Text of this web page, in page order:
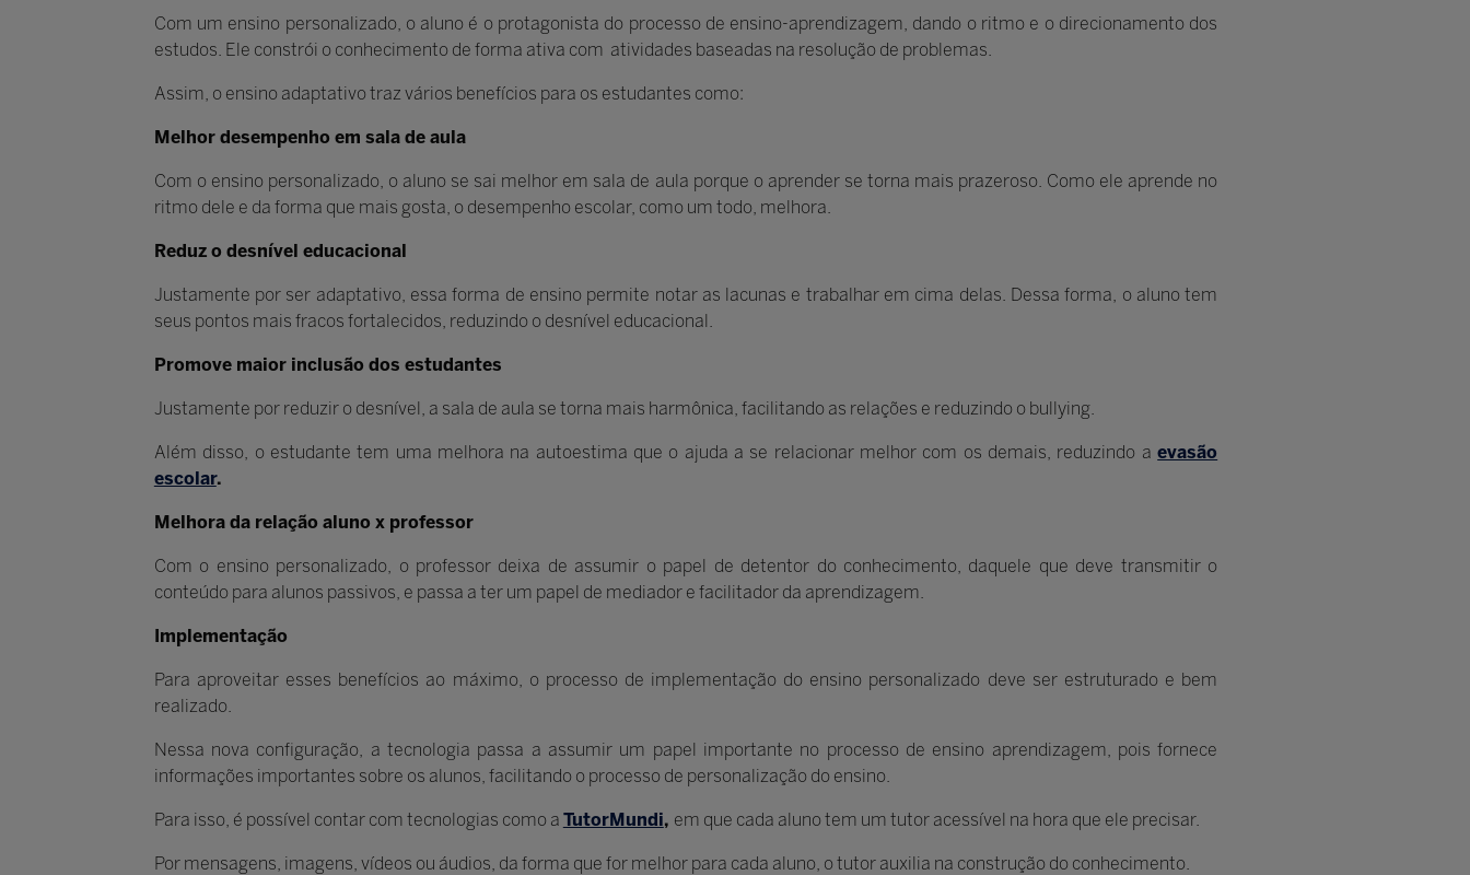
Com um ensino personalizado, o aluno é o protagonista do processo de ensino-aprendizagem, dando o ritmo e o direcionamento dos
estudos. Ele constrói o conhecimento de forma ativa com atividades baseadas na resolução de problemas.
Assim, o ensino adaptativo traz vários benefícios para os estudantes como:
Melhor desempenho em sala de aula
Com o ensino personalizado, o aluno se sai melhor em sala de aula porque o aprender se torna mais prazeroso. Como ele aprende no
ritmo dele e da forma que mais gosta, o desempenho escolar, como um todo, melhora.
Reduz o desnível educacional
Justamente por ser adaptativo, essa forma de ensino permite notar as lacunas e trabalhar em cima delas. Dessa forma, o aluno tem
seus pontos mais fracos fortalecidos, reduzindo o desnível educacional.
Promove maior inclusão dos estudantes
Justamente por reduzir o desnível, a sala de aula se torna mais harmônica, facilitando as relações e reduzindo o bullying.
Além disso, o estudante tem uma melhora na autoestima que o ajuda a se relacionar melhor com os demais, reduzindo aevasão
escolar.
Melhora da relação aluno x professor
Com o ensino personalizado, o professor deixa de assumir o papel de detentor do conhecimento, daquele que deve transmitir o
conteúdo para alunos passivos, e passa a ter um papel de mediador e facilitador da aprendizagem.
Implementação
Para aproveitar esses benefícios ao máximo, o processo de implementação do ensino personalizado deve ser estruturado e bem
realizado.
Nessa nova configuração, a tecnologia passa a assumir um papel importante no processo de ensino aprendizagem, pois fornece
informações importantes sobre os alunos, facilitando o processo de personalização do ensino.
Para isso, é possível contar com tecnologias como a TutorMundi, em que cada aluno tem um tutor acessível na hora que ele precisar.
Por mensagens, imagens, vídeos ou áudios, da forma que for melhor para cada aluno, o tutor auxilia na construção do conhecimento.